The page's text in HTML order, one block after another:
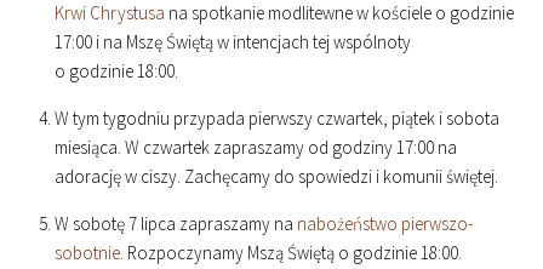
Krwi Chrystusa na spotkanie modlitewne w kościele o godzinie
17:00 i na Mszę Świętą w intencjach tej wspólnoty
o godzinie18:00.
W tym tygodniu przypada pierwszy czwartek, piątek i sobota
miesiąca. W czwartek zapraszamy od godziny17:00 na
adorację w ciszy. Zachęcamy do spowiedzi i komunii świętej.
W sobotę 7 lipca zapraszamy na nabożeństwo pierwszo-
sobotnie. Rozpoczynamy Mszą Świętą o godzinie18:00.